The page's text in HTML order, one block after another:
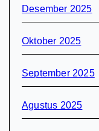
Desember 2025
Oktober 2025
September 2025
Agustus 2025